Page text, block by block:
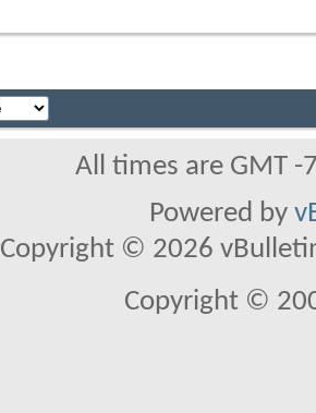
All times are GMT
Powered by
Copyright © 2026
Copyright ©